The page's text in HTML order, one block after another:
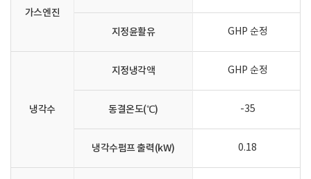
가스엔진
지정윤활유 GHP 순정
냉각수
지정냉각액 GHP 순정
동결온도(℃) -35
냉각수펌프 출력(kW) 0.18